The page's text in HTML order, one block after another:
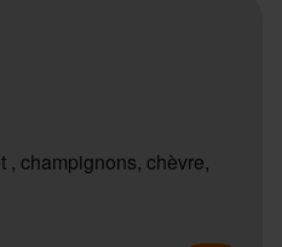
, champignons, chèvre,